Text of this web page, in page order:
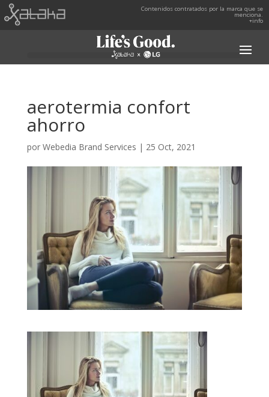
Contenidos contratados por la marca que se
menciona.
+info
aerotermia confort
ahorro
por Webedia Brand Services | 25 Oct, 2021